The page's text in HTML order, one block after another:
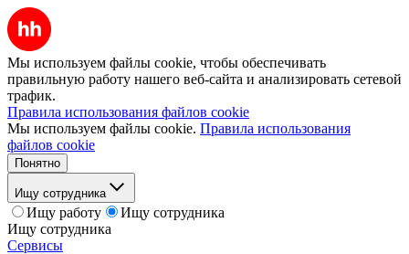
Мы используем файлы cookie, чтобы обеспечивать
правильную работу нашего веб-сайта и анализировать сетевой
трафик.
Правила использования файлов cookie
Мы используем файлы cookie. Правила использования
файлов cookie
Понятно
Ищу сотрудника
Ищу работу
Ищу сотрудника
Ищу сотрудника
Сервисы